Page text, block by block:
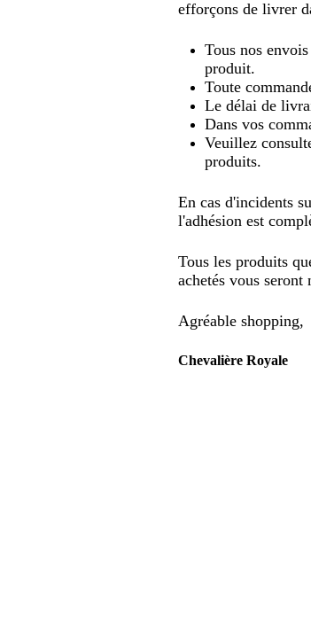
efforçons de livrer
Tous nos
produit.
Toute
Le délai de
Dans vos
Veuillez
produits.
En cas d'incidents
l'adhésion est
Tous les produits
achetés vous
Agréable shopping,
Chevalière Royale